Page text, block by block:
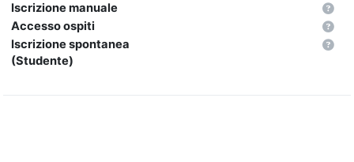
Iscrizione manuale
Accesso ospiti
Iscrizione spontanea
(Studente)